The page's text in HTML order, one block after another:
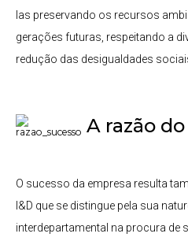
las preservando os recursos
gerações futuras, respeitando a
redução das desigualdades
A razão
O sucesso da empresa resulta
I&D que se distingue pela sua
interdepartamental na procura de